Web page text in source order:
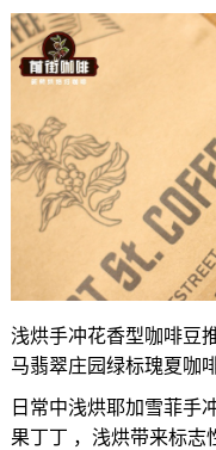
浅烘手冲花香型咖啡豆
马翡翠庄园绿标瑰夏咖
日常中浅烘耶加雪菲手
果丁丁 ，浅烘带来标志